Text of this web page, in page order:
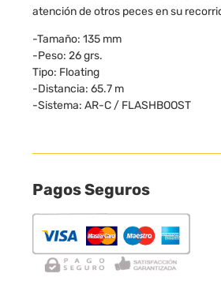
atención de otros peces en su
-Tamaño: 135 mm
-Peso: 26 grs.
Tipo: Floating
-Distancia: 65.7 m
-Sistema: AR-C / FLASHBOOST
Pagos Seguros